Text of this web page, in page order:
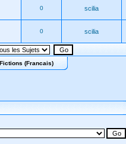
0 scilia
0 scilia
(Francais)